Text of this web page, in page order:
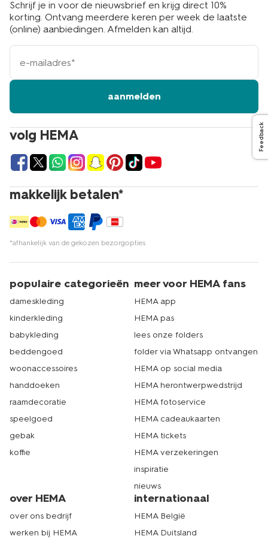
volg HEMA
makkelijk betalen*
*afhankelijk van de gekozen bezorgopties
Schrijf je in voor de nieuwsbrief en krijg direct 10%
korting. Ontvang meerdere keren per week de laatste
(online) aanbiedingen. Afmelden kan altijd.
e-
mailadres
aanmelden
populaire categorieën
dameskleding
kinderkleding
babykleding
beddengoed
woonaccessoires
handdoeken
raamdecoratie
speelgoed
gebak
koffie
meer voor HEMA fans
HEMA app
HEMA pas
lees onze folders
folder via Whatsapp ontvangen
HEMA op social media
HEMA herontwerpwedstrijd
HEMA fotoservice
HEMA cadeaukaarten
HEMA tickets
HEMA verzekeringen
inspiratie
nieuws
over HEMA
over ons bedrijf
werken bij HEMA
internationaal
HEMA België
HEMA Duitsland
Feedback